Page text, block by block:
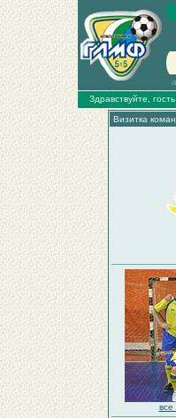
Здравствуйте, гость
Визитка
все